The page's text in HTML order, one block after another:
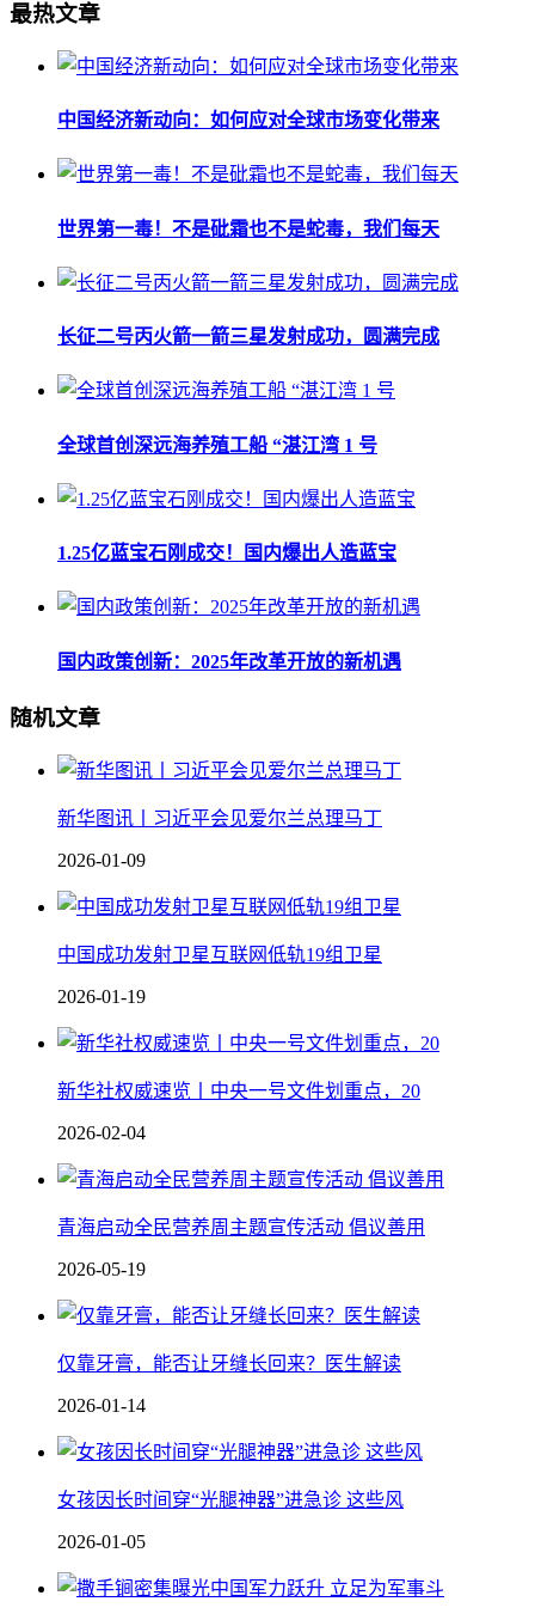
最热文章
中国经济新动向：如何应对全球市场变化带来
世界第一毒！不是砒霜也不是蛇毒，我们每天
长征二号丙火箭一箭三星发射成功，圆满完成
全球首创深远海养殖工船 “湛江湾 1 号
1.25亿蓝宝石刚成交！国内爆出人造蓝宝
国内政策创新：2025年改革开放的新机遇
随机文章
新华图讯丨习近平会见爱尔兰总理马丁
2026-01-09
中国成功发射卫星互联网低轨19组卫星
2026-01-19
新华社权威速览丨中央一号文件划重点，20
2026-02-04
青海启动全民营养周主题宣传活动 倡议善用
2026-05-19
仅靠牙膏，能否让牙缝长回来？医生解读
2026-01-14
女孩因长时间穿“光腿神器”进急诊 这些风
2026-01-05